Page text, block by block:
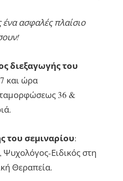
ένα ασφαλές πλαίσιο
διεξαγωγής του
και ώρα
36 &
του σεμιναρίου:
Ειδικός στη
Θεραπεία.